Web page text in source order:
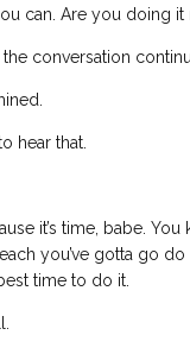
can. Are you doing it
the conversation
hear that.
it’s time, babe.
you’ve gotta go do
time to do it.